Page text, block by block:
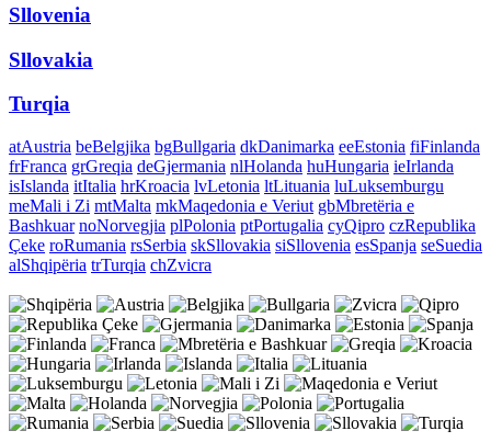
Sllovenia
Sllovakia
Turqia
atAustria beBelgjika bgBullgaria dkDanimarka eeEstonia fiFinlanda
frFranca grGreqia deGjermania nlHolanda huHungaria ieIrlanda
isIslanda itItalia hrKroacia lvLetonia ltLituania luLuksemburgu
meMali i Zi mtMalta mkMaqedonia e Veriut gbMbretëria e
Bashkuar noNorvegjia plPolonia ptPortugalia cyQipro czRepublika
Çeke roRumania rsSerbia skSllovakia siSllovenia esSpanja seSuedia
alShqipëria trTurqia chZvicra